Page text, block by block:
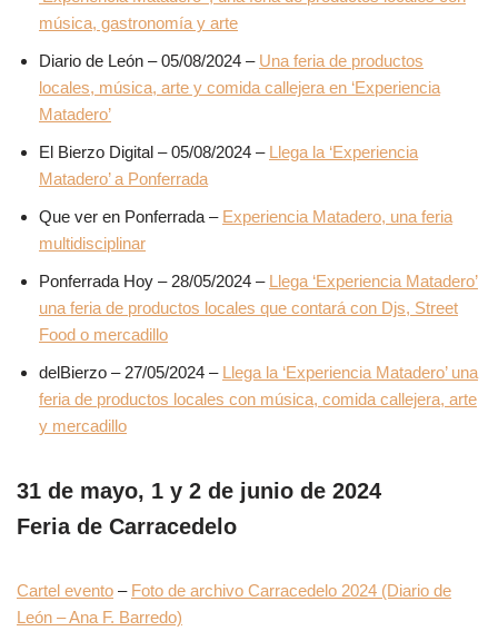
música, gastronomía y arte
Diario de León – 05/08/2024 – Una feria de productos
locales, música, arte y comida callejera en ‘Experiencia
Matadero’
El Bierzo Digital – 05/08/2024 – Llega la ‘Experiencia
Matadero’ a Ponferrada
Que ver en Ponferrada – Experiencia Matadero, una feria
multidisciplinar
Ponferrada Hoy – 28/05/2024 – Llega ‘Experiencia Matadero’
una feria de productos locales que contará con Djs, Street
Food o mercadillo
delBierzo – 27/05/2024 – Llega la ‘Experiencia Matadero’ una
feria de productos locales con música, comida callejera, arte
y mercadillo
31 de mayo, 1 y 2 de junio de 2024
Feria de Carracedelo
Cartel evento – Foto de archivo Carracedelo 2024 (Diario de
León – Ana F. Barredo)